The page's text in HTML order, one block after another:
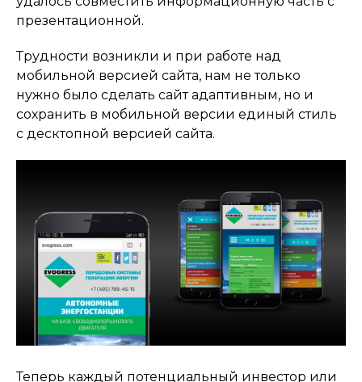
презентационной.
Трудности возникли и при работе над
мобильной версией сайта, нам не только
нужно было сделать сайт адаптивным, но и
сохранить в мобильной версии единый стиль
с десктопной версией сайта.
Теперь каждый потенциальный инвестор или